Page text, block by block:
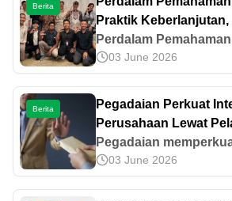
Berita
Praktik
Workshop ESG
Perdalam
Praktik Keberlanjutan,
Workshop ESG
03 June 2026
Berita
Pegadaian Perkuat
Perusahaan Lewat
Antikorupsi
Pegadaian
integritas dan tata
lewat pelatihan
03 June 2026